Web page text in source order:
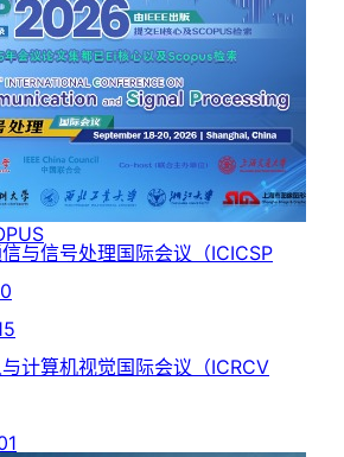
与信号处理国际会议 （ICICSP
计算机视觉国际会议 （ICRCV